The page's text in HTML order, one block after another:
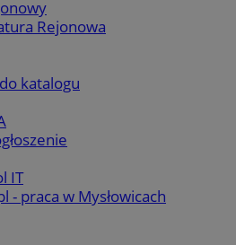
Rejonowa
katalogu
IT
- praca w Mysłowicach